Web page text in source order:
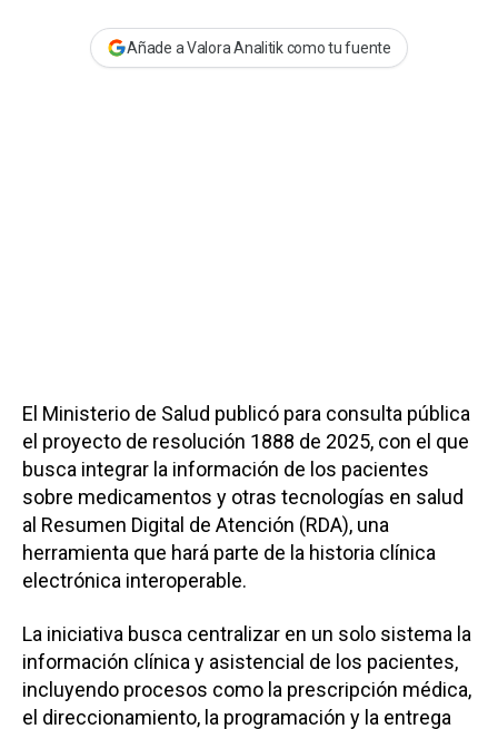
Añade a Valora Analitik como tu fuente
El Ministerio de Salud publicó para consulta pública
el proyecto de resolución 1888 de 2025, con el que
busca integrar la información de los pacientes
sobre medicamentos y otras tecnologías en salud
al Resumen Digital de Atención (RDA), una
herramienta que hará parte de la historia clínica
electrónica interoperable.
La iniciativa busca centralizar en un solo sistema la
información clínica y asistencial de los pacientes,
incluyendo procesos como la prescripción médica,
el direccionamiento, la programación y la entrega